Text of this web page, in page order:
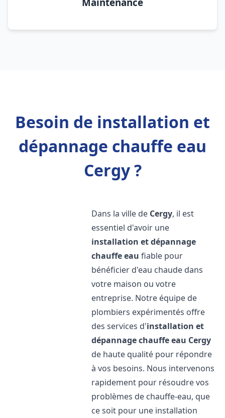
Besoin de installation et
dépannage chauffe eau
Cergy ?
Dans la ville de Cergy, il est
essentiel d'avoir une
installation et dépannage
chauffe eau fiable pour
bénéficier d'eau chaude dans
votre maison ou votre
entreprise. Notre équipe de
plombiers expérimentés offre
des services d'installation et
dépannage chauffe eau Cergy
de haute qualité pour répondre
à vos besoins. Nous intervenons
rapidement pour résoudre vos
problèmes de chauffe-eau, que
ce soit pour une installation